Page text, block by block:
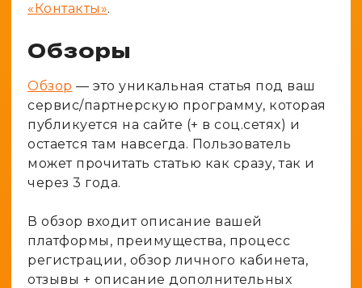
«Контакты».
Обзоры
Обзор — это уникальная статья под ваш
сервис/партнерскую программу, которая
публикуется на сайте (+ в соц.сетях) и
остается там навсегда. Пользователь
может прочитать статью как сразу, так и
через 3 года.
В обзор входит описание вашей
платформы, преимущества, процесс
регистрации, обзор личного кабинета,
отзывы + описание дополнительных